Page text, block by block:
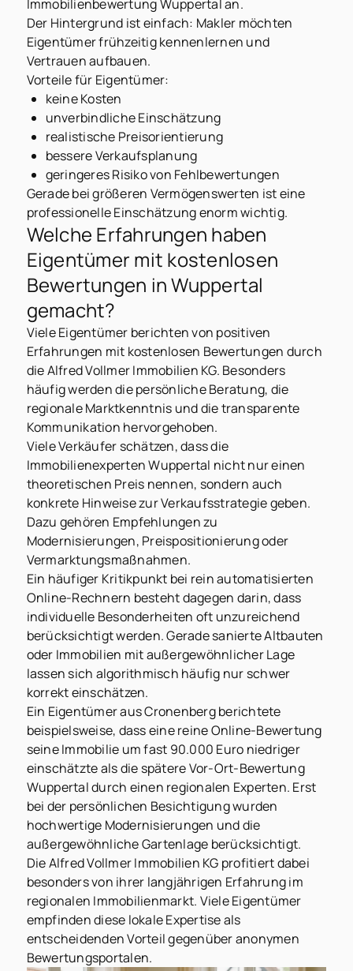
Immobilienbewertung Wuppertal an.
Der Hintergrund ist einfach: Makler möchten
Eigentümer frühzeitig kennenlernen und
Vertrauen aufbauen.
Vorteile für Eigentümer:
keine Kosten
unverbindliche Einschätzung
realistische Preisorientierung
bessere Verkaufsplanung
geringeres Risiko von Fehlbewertungen
Gerade bei größeren Vermögenswerten ist eine
professionelle Einschätzung enorm wichtig.
Welche Erfahrungen haben
Eigentümer mit kostenlosen
Bewertungen in Wuppertal
gemacht?
Viele Eigentümer berichten von positiven
Erfahrungen mit kostenlosen Bewertungen durch
die Alfred Vollmer Immobilien KG. Besonders
häufig werden die persönliche Beratung, die
regionale Marktkenntnis und die transparente
Kommunikation hervorgehoben.
Viele Verkäufer schätzen, dass die
Immobilienexperten Wuppertal nicht nur einen
theoretischen Preis nennen, sondern auch
konkrete Hinweise zur Verkaufsstrategie geben.
Dazu gehören Empfehlungen zu
Modernisierungen, Preispositionierung oder
Vermarktungsmaßnahmen.
Ein häufiger Kritikpunkt bei rein automatisierten
Online-Rechnern besteht dagegen darin, dass
individuelle Besonderheiten oft unzureichend
berücksichtigt werden. Gerade sanierte Altbauten
oder Immobilien mit außergewöhnlicher Lage
lassen sich algorithmisch häufig nur schwer
korrekt einschätzen.
Ein Eigentümer aus Cronenberg berichtete
beispielsweise, dass eine reine Online-Bewertung
seine Immobilie um fast 90.000 Euro niedriger
einschätzte als die spätere Vor-Ort-Bewertung
Wuppertal durch einen regionalen Experten. Erst
bei der persönlichen Besichtigung wurden
hochwertige Modernisierungen und die
außergewöhnliche Gartenlage berücksichtigt.
Die Alfred Vollmer Immobilien KG profitiert dabei
besonders von ihrer langjährigen Erfahrung im
regionalen Immobilienmarkt. Viele Eigentümer
empfinden diese lokale Expertise als
entscheidenden Vorteil gegenüber anonymen
Bewertungsportalen.